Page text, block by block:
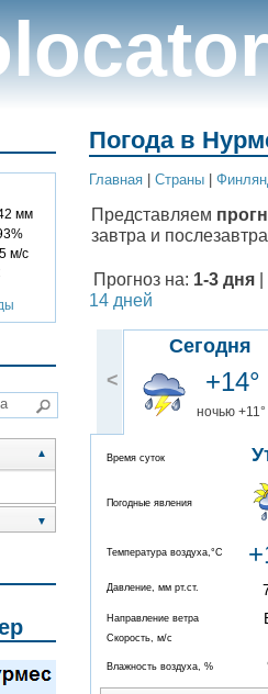
мм
м/с
▲
▼
Погода в
Главная Cтраны
Представляем
завтра и
Прогноз на: 1-3 дня
14 дней
<
Сегодня
+14°
ночью +11°
Время суток
Погодные явления
Температура воздуха,°C
Давление, мм рт.ст.
Направление ветра
Скорость, м/с
Влажность воздуха, %